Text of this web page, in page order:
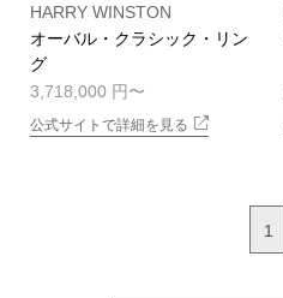
HARRY WINSTON
オーバル・クラシック・リン
グ
3,718,000 円
公式サイトで詳細を見る
1